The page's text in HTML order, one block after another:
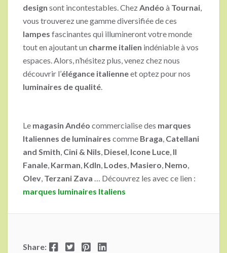
design sont incontestables. ChezAndéo à Tournai,
vous trouverez une gamme diversifiée de ces
lampes fascinantes qui illumineront votre monde
tout en ajoutant un charme italien indéniable à vos
espaces. Alors, n’hésitez plus, venez chez nous
découvrir l’élégance italienneet optez pour nos
luminaires de qualité.
Le magasin Andéo commercialise des marques
Italiennes de luminaires comme Braga, Catellani
and Smith, Cini & Nils, Diesel, Icone Luce, Il
Fanale, Karman, Kdln, Lodes, Masiero, Nemo,
Olev, Terzani Zava … Découvrez les avec ce lien :
marques luminaires Italiens
Share: Facebook Twitter Pinterest LinkedIn